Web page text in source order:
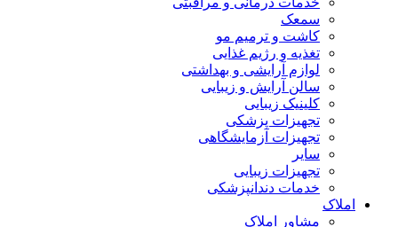
سمعک
کاشت و ترمیم مو
تغذیه و رژیم غذایی
لوازم آرایشی و بهداشتی
سالن آرایش و زیبایی
کلینیک زیبایی
تجهیزات پزشکی
تجهیزات آزمایشگاهی
سایر
تجهیزات زیبایی
خدمات دندانپزشکی
املاک
مشاور املاک